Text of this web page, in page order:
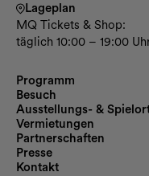
Lageplan
MQ Tickets & Shop:
täglich 10:00 – 19:00
Programm
Besuch
Ausstellungs- &
Vermietungen
Partnerschaften
Presse
Kontakt